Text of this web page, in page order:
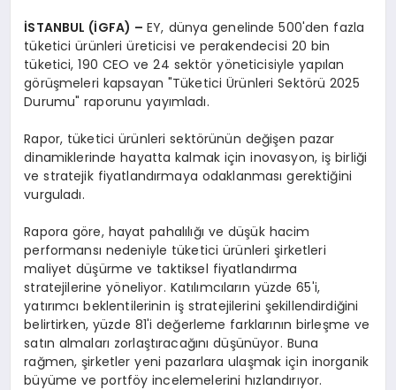
İSTANBUL (İGFA) –EY, dünya genelinde 500'den fazla
tüketici ürünleri üreticisi ve perakendecisi 20 bin
tüketici, 190 CEO ve 24 sektör yöneticisiyle yapılan
görüşmeleri kapsayan "Tüketici Ürünleri Sektörü 2025
Durumu" raporunu yayımladı.
Rapor, tüketici ürünleri sektörünün değişen pazar
dinamiklerinde hayatta kalmak için inovasyon, iş birliği
ve stratejik fiyatlandırmaya odaklanması gerektiğini
vurguladı.
Rapora göre, hayat pahalılığı ve düşük hacim
performansı nedeniyle tüketici ürünleri şirketleri
maliyet düşürme ve taktiksel fiyatlandırma
stratejilerine yöneliyor. Katılımcıların yüzde 65'i,
yatırımcı beklentilerinin iş stratejilerini şekillendirdiğini
belirtirken, yüzde 81'i değerleme farklarının birleşme ve
satın almaları zorlaştıracağını düşünüyor. Buna
rağmen, şirketler yeni pazarlara ulaşmak için inorganik
büyüme ve portföy incelemelerini hızlandırıyor.